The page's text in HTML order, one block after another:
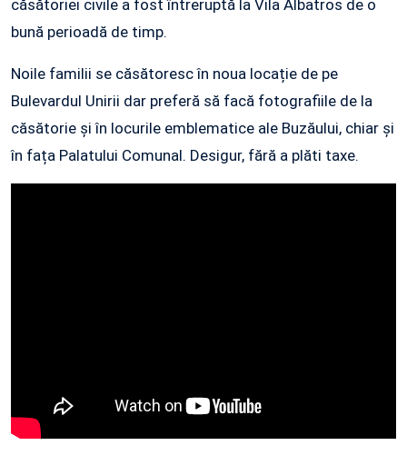
căsătoriei civile a fost întreruptă la Vila Albatros de o
bună perioadă de timp.
Noile familii se căsătoresc în noua locație de pe
Bulevardul Unirii dar preferă să facă fotografiile de la
căsătorie și în locurile emblematice ale Buzăului, chiar și
în fața Palatului Comunal. Desigur, fără a plăti taxe.